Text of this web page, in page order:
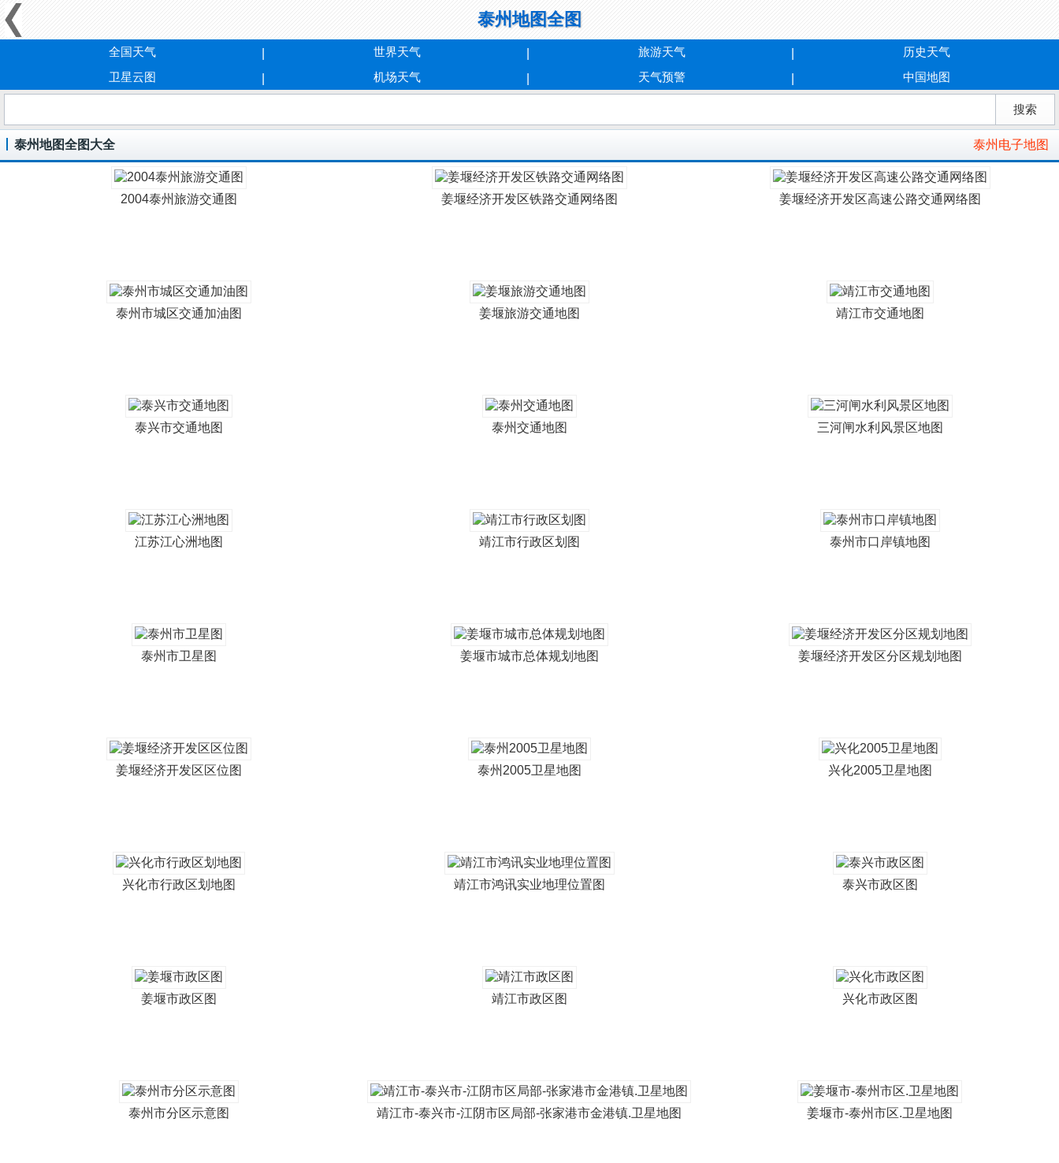
泰州地图全图
全国天气 世界天气 旅游天气
历史天气
卫星云图
机场天气 天气预警 中国地图
泰州地图全图大全 泰州电子地图
2004泰州旅游交通图 姜堰经济开发区铁路交通网络图 姜堰经济开发区高速公路交通网络图
泰州市城区交通加油图 姜堰旅游交通地图 靖江市交通地图
泰兴市交通地图 泰州交通地图 三河闸水利风景区地图
江苏江心洲地图 靖江市行政区划图 泰州市口岸镇地图
泰州市卫星图 姜堰市城市总体规划地图 姜堰经济开发区分区规划地图
姜堰经济开发区区位图 泰州2005卫星地图 兴化2005卫星地图
兴化市行政区划地图 靖江市鸿讯实业地理位置图 泰兴市政区图
姜堰市政区图 靖江市政区图 兴化市政区图
泰州市分区示意图 靖江市-泰兴市-江阴市区局部-张家港市金港镇.卫星地图 姜堰市-泰州市区.卫星地图